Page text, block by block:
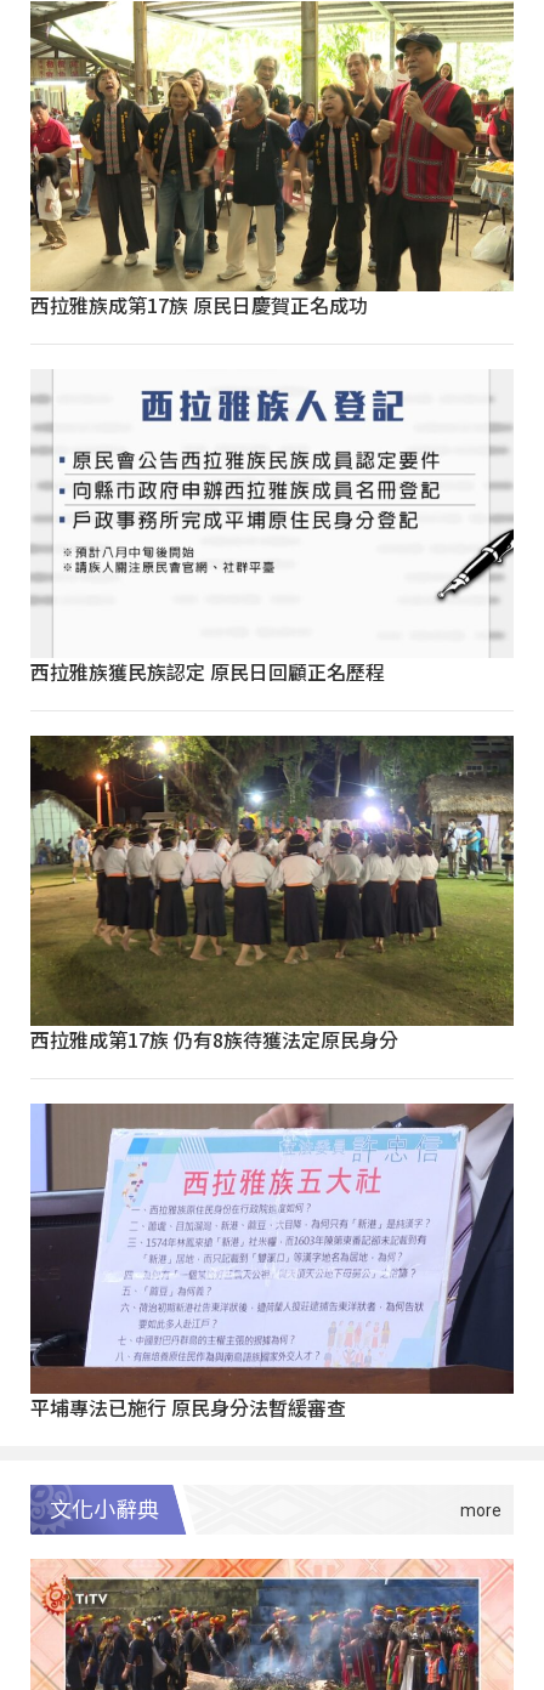
西拉雅族成第17族 原民日慶賀正名成功
西拉雅族獲民族認定 原民日回顧正名歷程
西拉雅成第17族 仍有8族待獲法定原民身分
平埔專法已施行 原民身分法暫緩審查
文化小辭典